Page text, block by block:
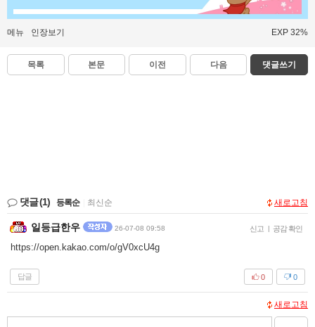
메뉴 인장보기 EXP 32%
목록 본문 이전 다음 댓글쓰기
댓글(1) 등록순 최신순 새로고침
일등급한우 26-07-08 09:58 신고 | 공감 확인
https://open.kakao.com/o/gV0xcU4g
답글 0
0
새로고침